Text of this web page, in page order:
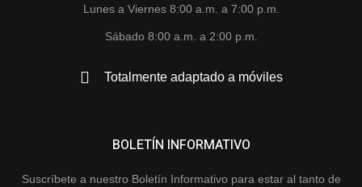
Lunes a Viernes 8:00 a.m. a 7:00 p.m.
Sábado 8:00 a.m. a 2:00 p.m.
Totalmente adaptado a móviles
BOLETÍN INFORMATIVO
Suscríbete a nuestro Boletín Informativo para estar al tanto de